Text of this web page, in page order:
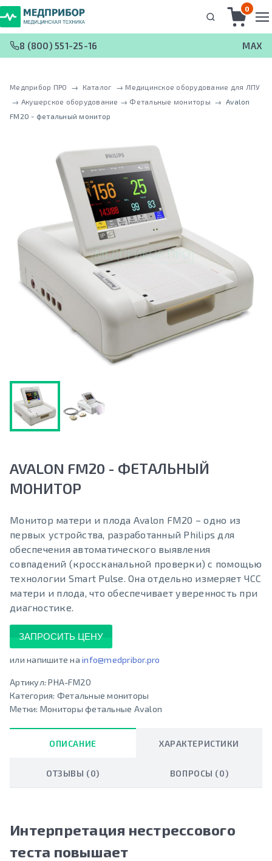
0
8 (800) 551-25-16 MAX
Медприбор ПРО → Каталог → Медицинское оборудование для ЛПУ
→ Акушерское оборудование → Фетальные мониторы → Avalon
FM20 - фетальный монитор
AVALON FM20 - ФЕТАЛЬНЫЙ
МОНИТОР
Монитор матери и плода Avalon FM20 – одно из
первых устройства, разработанный Philips для
обеспечения автоматического выявления
совпадений (кроссканальной проверки) с помощью
технологии Smart Pulse. Она отдельно измеряет ЧСС
матери и плода, что обеспечивает уверенность при
диагностике.
ЗАПРОСИТЬ ЦЕНУ
или напишите на info@medpribor.pro
Артикул:PHA-FM20
Категория: Фетальные мониторы
Метки: Мониторы фетальные Avalon
ОПИСАНИЕ ХАРАКТЕРИСТИКИ
ОТЗЫВЫ (0) ВОПРОСЫ (0)
Интерпретация нестрессового
теста повышает